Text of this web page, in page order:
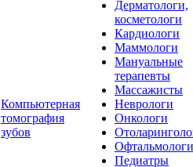
Компьютерная
томография
зубов
Дерматологи,
косметологи
Кардиологи
Маммологи
Мануальные
терапевты
Массажисты
Неврологи
Онкологи
Офтальмологи
Педиатры